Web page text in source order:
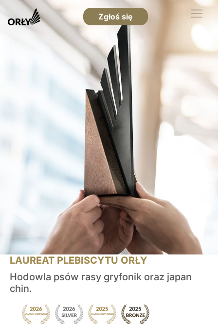
Zgłoś się
LAUREAT PLEBISCYTU ORŁY
Hodowla psów rasy gryfonik oraz japan
chin.